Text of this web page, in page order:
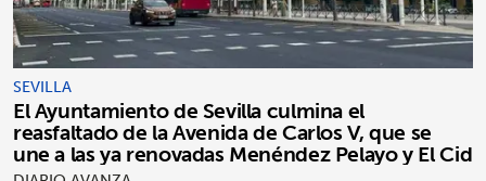
SEVILLA
El Ayuntamiento de Sevilla culmina el
reasfaltado de la Avenida de Carlos V, que se
une a las ya renovadas Menéndez Pelayo y El Cid